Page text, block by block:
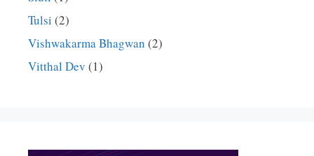
Tulsi (2)
Vishwakarma Bhagwan (2)
Vitthal Dev (1)